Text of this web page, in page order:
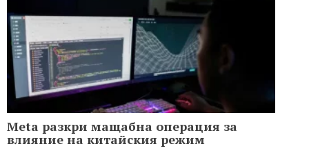
Meta разкри мащабна операция за
влияние на китайския режим